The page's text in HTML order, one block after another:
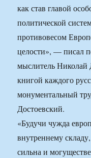
как став главой
политической
противовесом
целости», — писал
мыслитель Николай
книгой каждого
монументальный
Достоевский.
«Будучи чужда
внутреннему
сильна и